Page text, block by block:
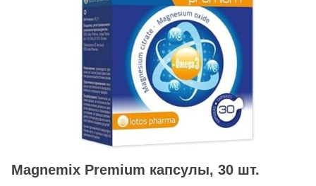
Magnemix Premium капсулы, 30 шт.